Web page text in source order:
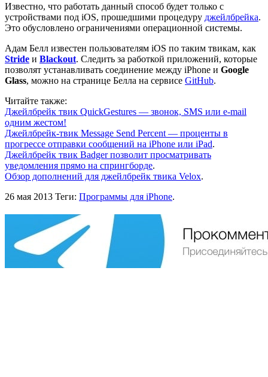
Известно, что работать данный способ будет только с
устройствами под iOS, прошедшими процедуру джейлбрейка.
Это обусловлено ограничениями операционной системы.
Адам Белл известен пользователям iOS по таким твикам, как
Stride и Blackout. Следить за работкой приложений, которые
позволят устанавливать соединение между iPhone и Google
Glass, можно на странице Белла на сервисе GitHub.
Читайте также:
Джейлбрейк твик QuickGestures — звонок, SMS или e-mail
одним жестом!
Джейлбрейк-твик Message Send Percent — проценты в
прогрессе отправки сообщений на iPhone или iPad.
Джейлбрейк твик Badger позволит просматривать
уведомления прямо на спрингборде.
Обзор дополнений для джейлбрейк твика Velox.
26 мая 2013 Теги: Программы для iPhone.